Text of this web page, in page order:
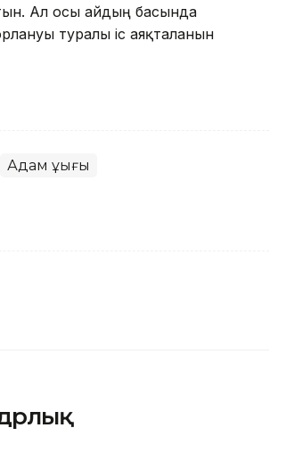
Ал осы айдың басында
туралы іс аяқталғанын
Адам құқығы